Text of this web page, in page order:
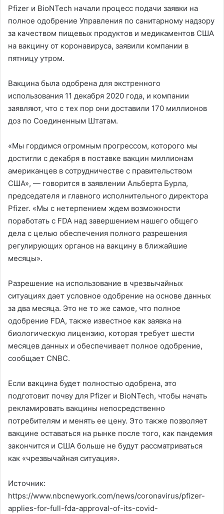
Pfizer и BioNTech начали процесс подачи заявки на
полное одобрение Управления по санитарному надзору
за качеством пищевых продуктов и медикаментов США
на вакцину от коронавируса, заявили компании в
пятницу утром.
Вакцина была одобрена для экстренного
использования 11 декабря 2020 года, и компании
заявляют, что с тех пор они доставили 170 миллионов
доз по Соединенным Штатам.
«Мы гордимся огромным прогрессом, которого мы
достигли с декабря в поставке вакцин миллионам
американцев в сотрудничестве с правительством
США», — говорится в заявлении Альберта Бурла,
председателя и главного исполнительного директора
Pfizer. «Мы с нетерпением ждем возможности
поработать с FDA над завершением нашего общего
дела с целью обеспечения полного разрешения
регулирующих органов на вакцину в ближайшие
месяцы».
Разрешение на использование в чрезвычайных
ситуациях дает условное одобрение на основе данных
за два месяца. Это не то же самое, что полное
одобрение FDA, также известное как заявка на
биологическую лицензию, которая требует шести
месяцев данных и обеспечивает полное одобрение,
сообщает CNBC.
Если вакцина будет полностью одобрена, это
подготовит почву для Pfizer и BioNTech, чтобы начать
рекламировать вакцины непосредственно
потребителям и менять ее цену. Это также позволяет
вакцине оставаться на рынке после того, как пандемия
закончится и США больше не будут рассматриваться
как «чрезвычайная ситуация».
Источник:
https://www.nbcnewyork.com/news/coronavirus/pfizer-
applies-for-full-fda-approval-of-its-covid-